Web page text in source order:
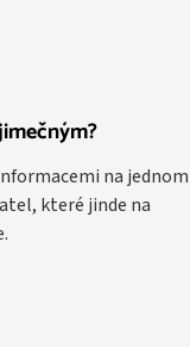
na jednom
které jinde na